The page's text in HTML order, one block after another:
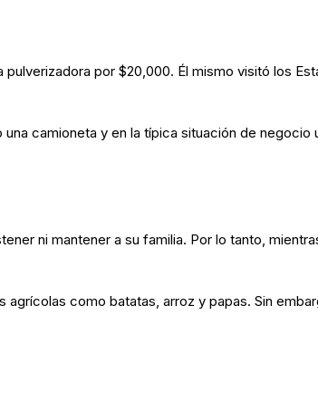
por $20,000. Él mismo visitó los
camioneta y en la típica situación de negocio
ni mantener a su familia. Por lo tanto,
como batatas, arroz y papas. Sin